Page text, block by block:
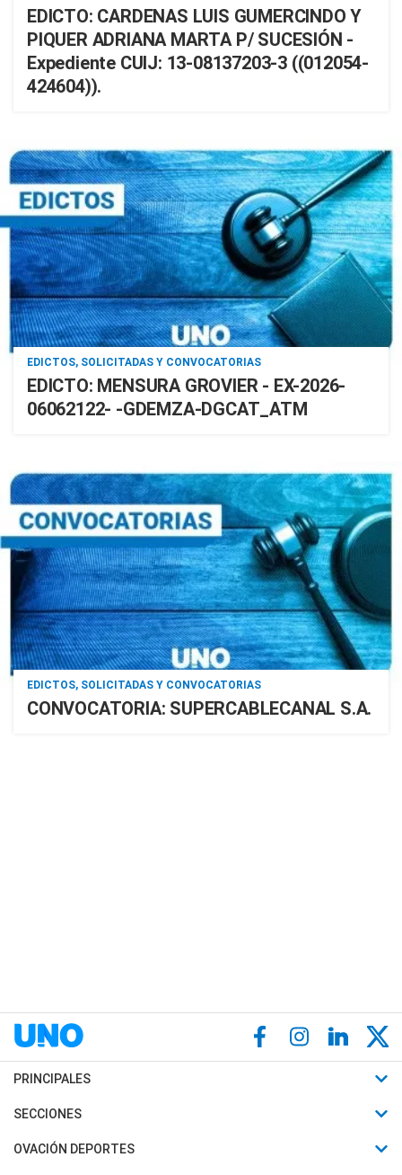
EDICTO: CARDENAS LUIS GUMERCINDO Y
PIQUER ADRIANA MARTA P/ SUCESIÓN -
Expediente CUIJ: 13-08137203-3 ((012054-
424604)).
EDICTOS, SOLICITADAS Y CONVOCATORIAS
EDICTO: MENSURA GROVIER - EX-2026-
06062122- -GDEMZA-DGCAT_ATM
EDICTOS, SOLICITADAS Y CONVOCATORIAS
CONVOCATORIA: SUPERCABLECANAL S.A.
PRINCIPALES
Últimas Noticias
Política
SECCIONES
Horóscopo
OVACIÓN DEPORTES